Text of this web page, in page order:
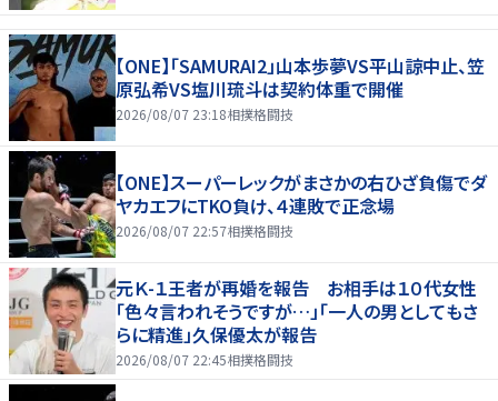
【ONE】「SAMURAI2」山本歩夢VS平山諒中止、笠
原弘希VS塩川琉斗は契約体重で開催
2026/08/07 23:18相撲格闘技
【ONE】スーパーレックがまさかの右ひざ負傷でダ
ヤカエフにTKO負け、４連敗で正念場
2026/08/07 22:57相撲格闘技
元Ｋ-１王者が再婚を報告 お相手は１０代女性
「色々言われそうですが…」「一人の男としてもさ
らに精進」久保優太が報告
2026/08/07 22:45相撲格闘技